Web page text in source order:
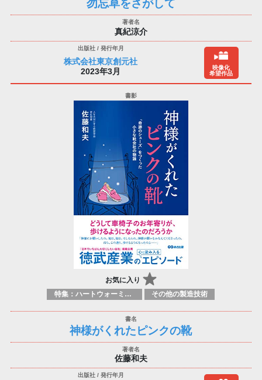
勿忘草をさがして
真紀涼介
株式会社東京創元社
2023年3月
映像化
希望作品
お気に入り
特集：ハートウォーミング その他の製造技術
神様がくれたピンクの靴
佐藤和夫